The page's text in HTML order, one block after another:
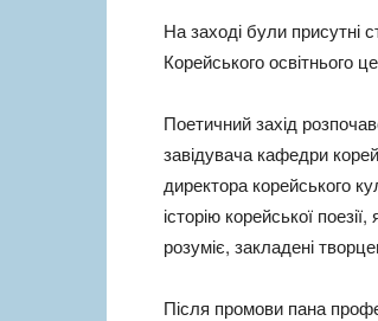
На заході були присутні
Корейського освітнього
Поетичний захід
завідувача кафедри
директора корейського
історію корейської
розуміє, закладені
Після промови пана